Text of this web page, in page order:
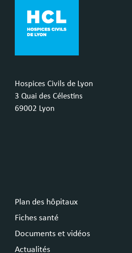
Hospices Civils de Lyon
3 Quai des Célestins
69002 Lyon
Plan des hôpitaux
Fiches santé
Documents et vidéos
Actualités